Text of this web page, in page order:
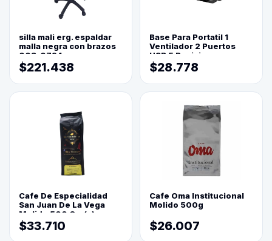
silla mali erg. espaldar
malla negra con brazos
003-0794
$221.438
Base Para Portatil 1
Ventilador 2 Puertos
USB 5 Posiciones
$28.778
Cafe De Especialidad
San Juan De La Vega
Molido 500 Grs(=)
$33.710
Cafe Oma Institucional
Molido 500g
$26.007